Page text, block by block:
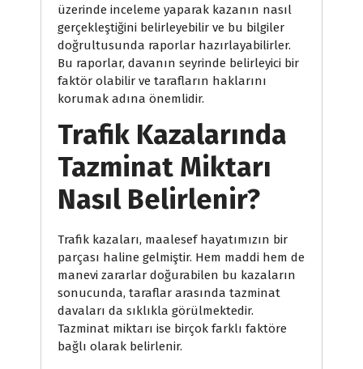
üzerinde inceleme yaparak kazanın nasıl
gerçekleştiğini belirleyebilir ve bu bilgiler
doğrultusunda raporlar hazırlayabilirler.
Bu raporlar, davanın seyrinde belirleyici bir
faktör olabilir ve tarafların haklarını
korumak adına önemlidir.
Trafik Kazalarında
Tazminat Miktarı
Nasıl Belirlenir?
Trafik kazaları, maalesef hayatımızın bir
parçası haline gelmiştir. Hem maddi hem de
manevi zararlar doğurabilen bu kazaların
sonucunda, taraflar arasında tazminat
davaları da sıklıkla görülmektedir.
Tazminat miktarı ise birçok farklı faktöre
bağlı olarak belirlenir.